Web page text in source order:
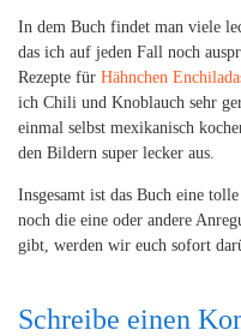
In dem Buch findet man viele
das ich auf jeden Fall noch
Rezepte für Hähnchen
ich Chili und Knoblauch sehr
einmal selbst mexikanisch
den Bildern super lecker aus.
Insgesamt ist das Buch eine
noch die eine oder andere
gibt, werden wir euch sofort
Schreibe einen